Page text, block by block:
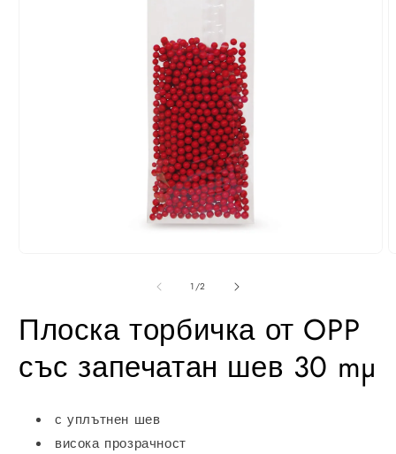
1/от
2
Плоска торбичка от OPP
със запечатан шев 30 mµ
с уплътнен шев
висока прозрачност